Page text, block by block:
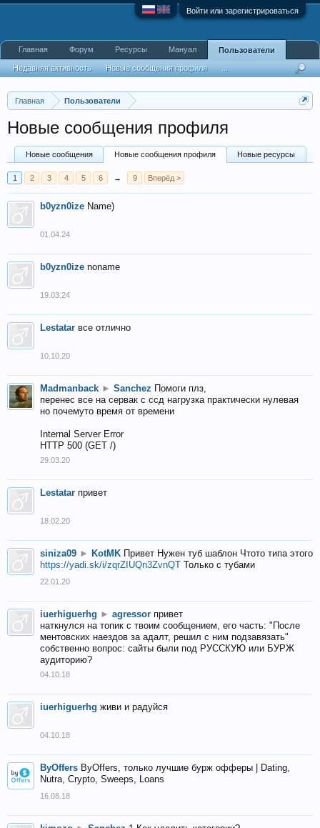
Войти или зарегистрироваться
Главная Пользователи
Новые сообщения профиля
Новые сообщения Новые сообщения профиля Новые ресурсы
1 2 3 4 5 6 → 9 Вперёд >
b0yzn0ize Name)
01.04.24
b0yzn0ize noname
19.03.24
Lestatar все отлично
10.10.20
Madmanback ► Sanchez Помоги плз,
перенес все на сервак с ссд нагрузка практически нулевая
но почемуто время от времени
Internal Server Error
HTTP 500 (GET /)
29.03.20
Lestatar привет
18.02.20
siniza09 ► KotMK Привет Нужен туб шаблон Чтото типа этого
https://yadi.sk/i/zqrZIUQn3ZvnQT Только с тубами
22.01.20
iuerhiguerhg ► agressor привет
наткнулся на топик с твоим сообщением, его часть: "После
ментовских наездов за адалт, решил с ним подзавязать"
собственно вопрос: сайты были под РУССКУЮ или БУРЖ
аудиторию?
04.10.18
iuerhiguerhg живи и радуйся
04.10.18
ByOffers ByOffers, только лучшие бурж офферы | Dating,
Nutra, Crypto, Sweeps, Loans
16.08.18
Главная Форум Ресурсы Мануал Пользователи
Недавняя активность Новые сообщения профиля